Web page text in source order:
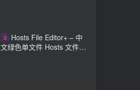
3
Hosts File Editor+ – 中
文绿色单文件 Hosts 文件编